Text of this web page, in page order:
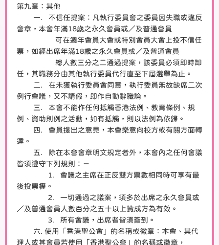
第九章：其他
一. 不信任提案：凡執行委員會之委員因失職或違反
會章，本會年滿18歲之永久會員或／及普通會員
可在週年會員大會或特別會員大會上投不信任
票，如經出席年滿18歲之永久會員或／及普通會員
總人數三分之二通過提案，該委員必須即時卸
任，其職務分由其他執行委員代行直至下屆選舉為止。
二. 在未獲執行委員會同意，執行委員無故缺席二次
例行會議，又不請假，即作自動辭職論。
三. 本會不能作任何抵觸香港法例、教育條例、規
例、資助則例之活動，如有抵觸，則以法例為依歸。
四. 會員提出之意見，本會樂意向校方或有關方面轉
達。
五. 除在本會會章明文規定者外，本會內之任何會議
皆須遵守下列規則：－
1. 會議之主席在正反雙方票數相同時可享有最
後投票權。
2. 一切通過之議案，須多於出席之永久會員或
／及普通會員人數百分之五十以上贊成方為有效。
3. 所有會議，出席者皆須簽到。
六. 使用「香港聖公會」的名稱或徽章：本會、其代
理人或其會員若使用「香港聖公會」的名稱或徽章，